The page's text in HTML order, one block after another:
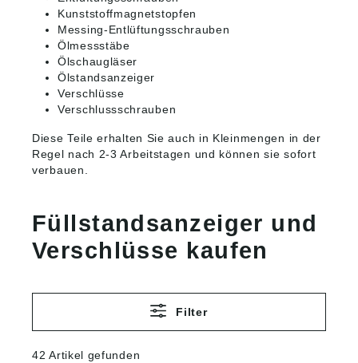
Kunststoffmagnetstopfen
Messing-Entlüftungsschrauben
Ölmessstäbe
Ölschaugläser
Ölstandsanzeiger
Verschlüsse
Verschlussschrauben
Diese Teile erhalten Sie auch in Kleinmengen in der
Regel nach 2-3 Arbeitstagen und können sie sofort
verbauen.
Füllstandsanzeiger und
Verschlüsse kaufen
Filter
42 Artikel gefunden